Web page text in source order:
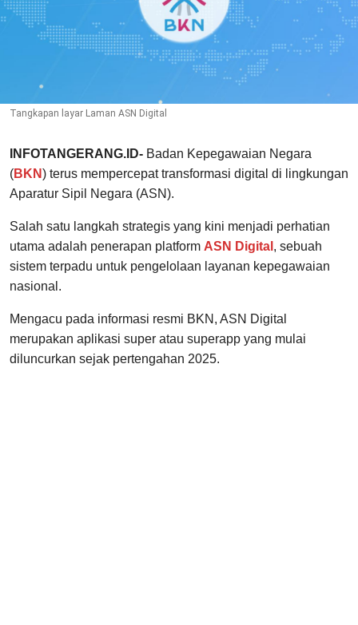
Tangkapan layar Laman ASN Digital
INFOTANGERANG.ID- Badan Kepegawaian Negara
(BKN) terus mempercepat transformasi digital di lingkungan
Aparatur Sipil Negara (ASN).
Salah satu langkah strategis yang kini menjadi perhatian
utama adalah penerapan platform ASN Digital , sebuah
sistem terpadu untuk pengelolaan layanan kepegawaian
nasional.
Mengacu pada informasi resmi BKN, ASN Digital
merupakan aplikasi super atau superapp yang mulai
diluncurkan sejak pertengahan 2025.